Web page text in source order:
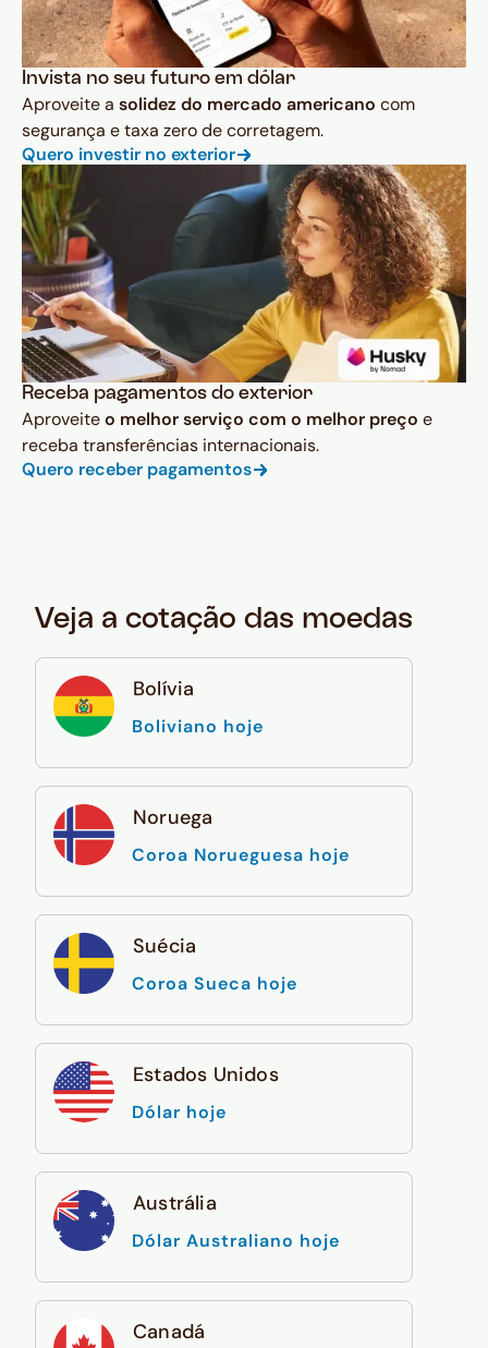
Invista no seu futuro em dólar
Aproveite a solidez do mercado americano com
segurança e taxa zero de corretagem.
Quero investir no exterior
Receba pagamentos do exterior
Aproveiteo melhor serviço com o melhor preço e
receba transferências internacionais.
Quero receber pagamentos
Veja a cotação das moedas
Bolívia
Boliviano hoje
Noruega
Coroa Norueguesa hoje
Suécia
Coroa Sueca hoje
Estados Unidos
Dólar hoje
Austrália
Dólar Australiano hoje
Canadá